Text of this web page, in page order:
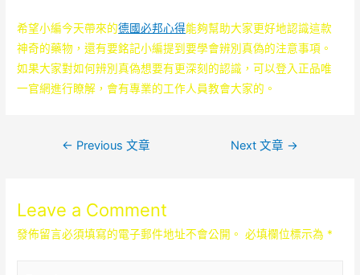
希望小編今天帶來的德國必邦心得能夠幫助大家更好地認識這款
神奇的藥物，還有要銘記小編提到要學會辨別真偽的注意事項。
如果大家對如何辨別真偽想要有更深刻的認識，可以登入正品唯
一官網進行瞭解，會有專業的工作人員教會大家的。
覽
← Previous 文章 Next 文章 →
Leave a Comment
發佈留言必須填寫的電子郵件地址不會公開。 必填欄位標示為 *